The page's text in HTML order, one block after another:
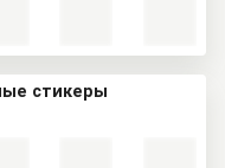
стикеры